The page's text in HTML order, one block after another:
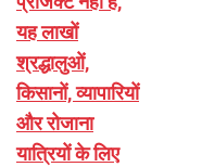
यह लाखों
श्रद्धालुओं,
किसानों, व्यापारियों
और रोजाना
यात्रियों के लिए